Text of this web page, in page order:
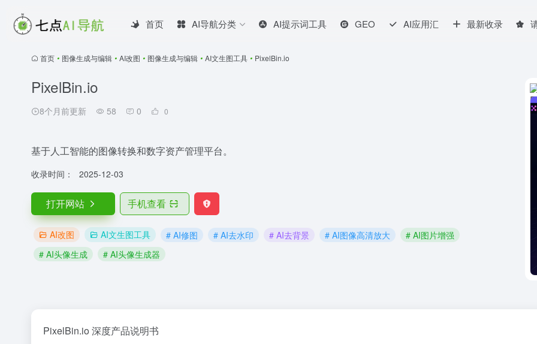
首页 AI导航分类 AI提示词工具 GEO AI应用汇 最新收录
首页 • 图像生成与编辑 • AI改图 • 图像生成与编辑 • AI文生图工具 • PixelBin.io
PixelBin.io
8个月前更新 58 0 0
基于人工智能的图像转换和数字资产管理平台。
收录时间： 2025-12-03
打开网站 手机查看
AI改图 AI文生图工具 # AI修图 # AI去水印 # AI去背景 # AI图像高清放大
# AI图片增强
# AI头像生成
# AI头像生成器
PixelBin.io 深度产品说明书